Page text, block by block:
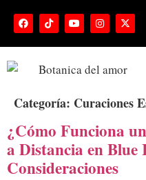
Categoría: Curaciones
¿Cómo Funciona
a Distancia en
Consideraciones